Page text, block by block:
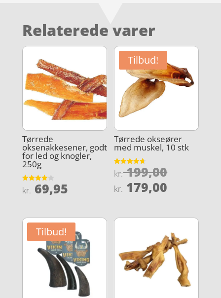
Relaterede varer
Tørrede
oksenakkesener, godt
for led og knogler,
250g
Vurderet
4.1
kr. 69,95
Tilbud!
Tørrede okseører
med muskel, 10 stk
Vurderet
4.7
kr.199,00Den
kr.
kr. 179,00
kr.
Tilbud!